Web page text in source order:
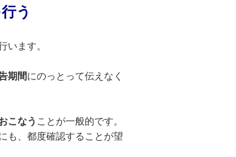
う
います。
期間にのっとって伝えなく
こなう ことが一般的です。
も、都度確認することが望